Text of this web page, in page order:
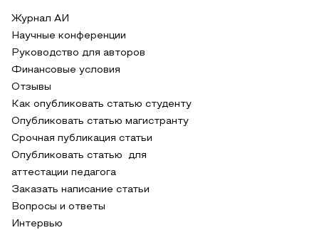
Журнал АИ
Научные конференции
Руководство для авторов
Финансовые условия
Отзывы
Как опубликовать статью студенту
Опубликовать статью магистранту
Срочная публикация статьи
Опубликовать статью для
аттестации педагога
Заказать написание статьи
Вопросы и ответы
Интервью